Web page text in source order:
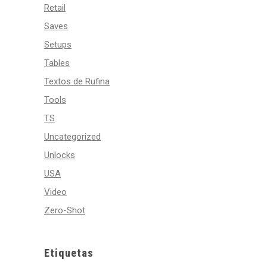
Retail
Saves
Setups
Tables
Textos de Rufina
Tools
TS
Uncategorized
Unlocks
USA
Video
Zero-Shot
Etiquetas